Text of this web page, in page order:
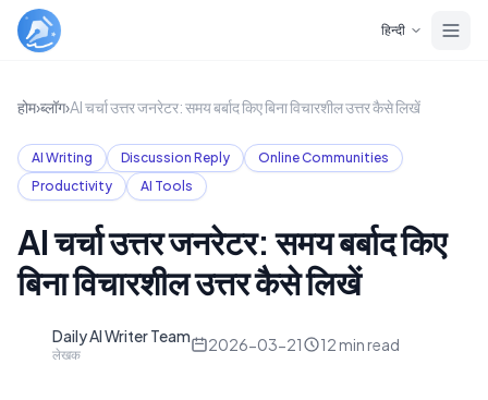
हिन्दी
होम›ब्लॉग›AI चर्चा उत्तर जनरेटर: समय बर्बाद किए बिना विचारशील उत्तर कैसे लिखें
AI Writing Discussion Reply
Online Communities
Productivity
AI Tools
AI चर्चा उत्तर जनरेटर: समय बर्बाद किए
बिना विचारशील उत्तर कैसे लिखें
Daily AI Writer Team
लेखक
2026-03-21 12 min read